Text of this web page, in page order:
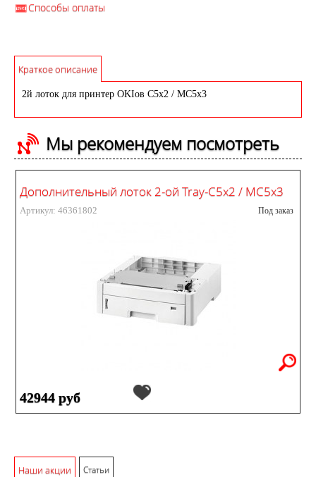
Способы оплаты
Краткое описание
2й лоток для принтер OKIов C5x2 / MC5x3
Мы рекомендуем посмотреть
Дополнительный лоток 2-ой Tray-C5x2 / MC5x3
Артикул: 46361802 Под заказ
42944 руб
Наши акции Статьи